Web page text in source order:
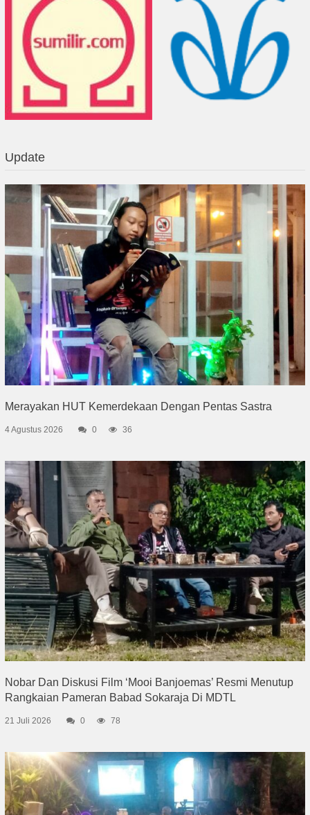
Update
Merayakan HUT Kemerdekaan Dengan Pentas Sastra
4 Agustus 2026 0 36
Nobar Dan Diskusi Film ‘Mooi Banjoemas’ Resmi Menutup
Rangkaian Pameran Babad Sokaraja Di MDTL
21 Juli 2026 0 78